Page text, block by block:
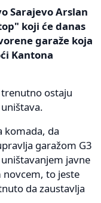
Sarajevo Arslan
koji će danas
garaže koja
Kantona
ostaju
komada, da
garažom G3
javne
to jeste
da zaustavlja